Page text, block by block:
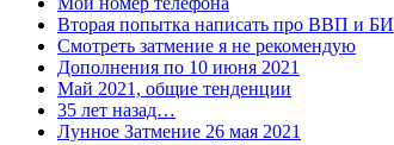
Вторая попытка написать про ВВП и БИ
Смотреть затмение я не рекомендую
Дополнения по 10 июня 2021
Май 2021, общие тенденции
35 лет назад…
Лунное Затмение 26 мая 2021